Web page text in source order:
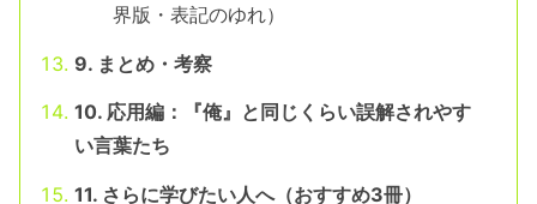
界版・表記のゆれ）
9. まとめ・考察
10. 応用編：『俺』と同じくらい誤解されやす
い言葉たち
11. さらに学びたい人へ（おすすめ3冊）